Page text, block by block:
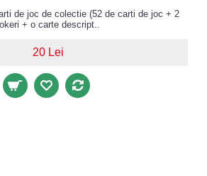
de joc de colectie (52 de carti de joc + 2
+ o carte descript..
20 Lei